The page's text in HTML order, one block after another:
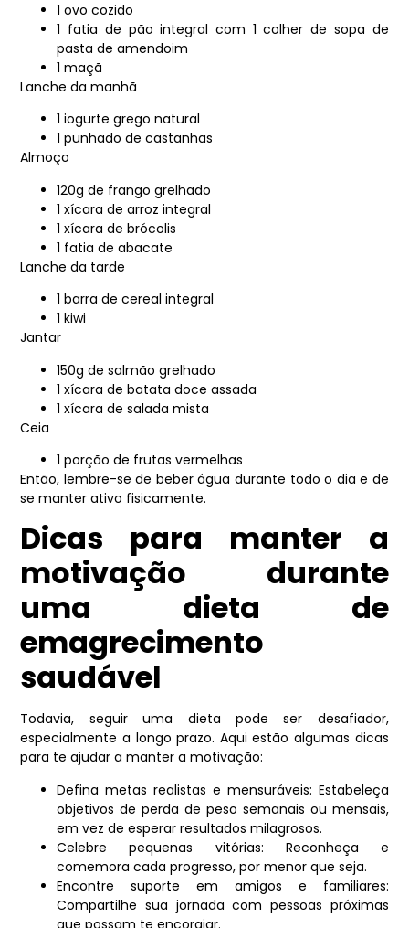
1 ovo cozido
1 fatia de pão integral com 1 colher de sopa de
pasta de amendoim
1 maçã
Lanche da manhã
1 iogurte grego natural
1 punhado de castanhas
Almoço
120g de frango grelhado
1 xícara de arroz integral
1 xícara de brócolis
1 fatia de abacate
Lanche da tarde
1 barra de cereal integral
1 kiwi
Jantar
150g de salmão grelhado
1 xícara de batata doce assada
1 xícara de salada mista
Ceia
1 porção de frutas vermelhas
Então, lembre-se de beber água durante todo o dia e de
se manter ativo fisicamente.
Dicas para manter a
motivação durante
uma dieta de
emagrecimento
saudável
Todavia, seguir uma dieta pode ser desafiador,
especialmente a longo prazo. Aqui estão algumas dicas
para te ajudar a manter a motivação:
Defina metas realistas e mensuráveis: Estabeleça
objetivos de perda de peso semanais ou mensais,
em vez de esperar resultados milagrosos.
Celebre pequenas vitórias: Reconheça e
comemora cada progresso, por menor que seja.
Encontre suporte em amigos e familiares:
Compartilhe sua jornada com pessoas próximas
que possam te encorajar.